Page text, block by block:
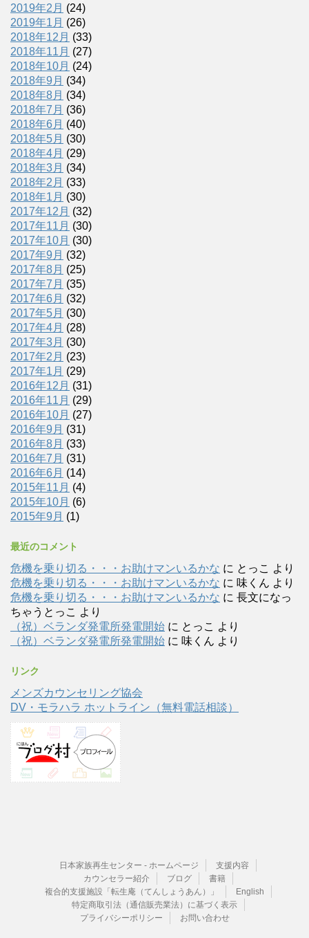
2019年2月 (24)
2019年1月 (26)
2018年12月 (33)
2018年11月 (27)
2018年10月 (24)
2018年9月 (34)
2018年8月 (34)
2018年7月 (36)
2018年6月 (40)
2018年5月 (30)
2018年4月 (29)
2018年3月 (34)
2018年2月 (33)
2018年1月 (30)
2017年12月 (32)
2017年11月 (30)
2017年10月 (30)
2017年9月 (32)
2017年8月 (25)
2017年7月 (35)
2017年6月 (32)
2017年5月 (30)
2017年4月 (28)
2017年3月 (30)
2017年2月 (23)
2017年1月 (29)
2016年12月 (31)
2016年11月 (29)
2016年10月 (27)
2016年9月 (31)
2016年8月 (33)
2016年7月 (31)
2016年6月 (14)
2015年11月 (4)
2015年10月 (6)
2015年9月 (1)
最近のコメント
危機を乗り切る・・・お助けマンいるかな に とっこ より
危機を乗り切る・・・お助けマンいるかな に 味くん より
危機を乗り切る・・・お助けマンいるかな に 長文になっ
ちゃうとっこ より
（祝）ベランダ発電所発電開始 に とっこ より
（祝）ベランダ発電所発電開始 に 味くん より
リンク
メンズカウンセリング協会
DV・モラハラ ホットライン（無料電話相談）
日本家族再生センター - ホームページ
支援内容
カウンセラー紹介
ブログ
書籍
複合的支援施設「転生庵（てんしょうあん）」
English
特定商取引法（通信販売業法）に基づく表示
プライバシーポリシー
お問い合わせ